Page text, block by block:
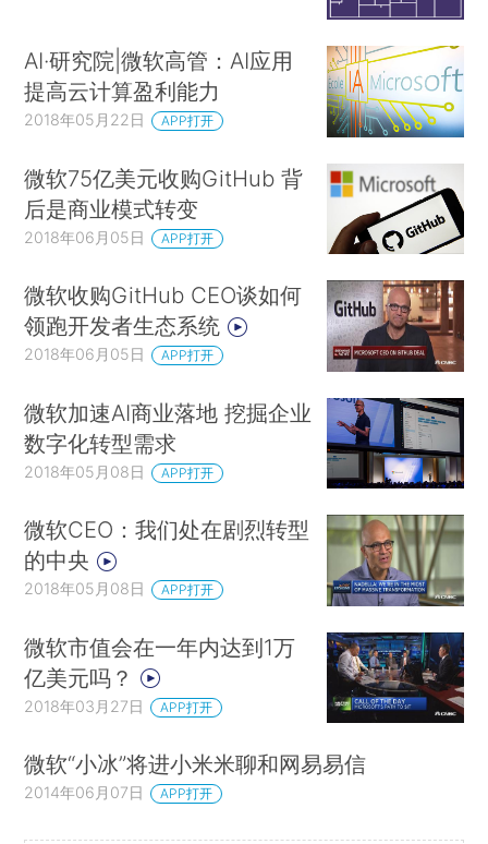
AI·研究院|微软高管：AI应用
提高云计算盈利能力
2018年05月22日 APP打开
微软75亿美元收购GitHub 背
后是商业模式转变
2018年06月05日 APP打开
微软收购GitHub CEO谈如何
领跑开发者生态系统
2018年06月05日 APP打开
微软加速AI商业落地 挖掘企业
数字化转型需求
2018年05月08日 APP打开
微软CEO：我们处在剧烈转型
的中央
2018年05月08日 APP打开
微软市值会在一年内达到1万
亿美元吗？
2018年03月27日 APP打开
微软“小冰”将进小米米聊和网易易信
2014年06月07日 APP打开